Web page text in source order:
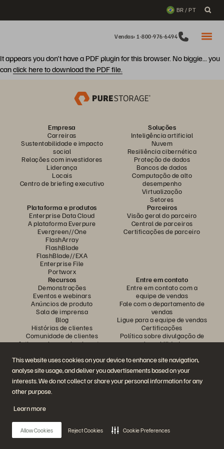
This website uses cookies on your device to enhance site navigation,
analyse site usage, and deliver you advertisements based on your
interests. We do not collect or share your personal information for any
other purpose.
Learn more
Allow Cookies Reject Cookies Cookie Preferences
BR / PT
Vendas: 1-800-976-6494
It appears you don't have a PDF plugin for this browser. No biggie... you
canclick here to download the PDF file.
Empresa
Carreiras
Sustentabilidade e impacto
social
Relações com investidores
Liderança
Locais
Centro de briefing executivo
Soluções
Inteligência artificial
Nuvem
Resiliência cibernética
Proteção de dados
Bancos de dados
Computação de alto
desempenho
Virtualização
Setores
Plataforma e produtos
Enterprise Data Cloud
A plataforma Everpure
Evergreen//One
FlashArray
FlashBlade
FlashBlade//EXA
Enterprise File
Portworx
Parceiros
Visão geral do parceiro
Central de parceiros
Certificações de parceiro
Recursos
Demonstrações
Eventos e webinars
Anúncios de produto
Sala de imprensa
Blog
Histórias de clientes
Comunidade de clientes
Artigos sobre conhecimentos
Entre em contato
Entre em contato com a
equipe de vendas
Fale com o departamento de
vendas
Ligue para a equipe de vendas
Certificações
Política sobre divulgação de
vulnerabilidades
Participe da conversa
Siga todas as redes sociais da Everpure
© 2026 Everpure, Inc. Todos os direitos reservados.
Privacidade
Termos do siteQuestões legaisCentral de confiabilidade